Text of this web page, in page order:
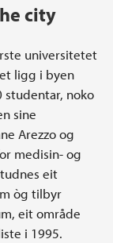
city
universitetet
ligg i byen
studentar, noko
sine
Arezzo og
medisin- og
eit
òg tilbyr
eit område
i 1995.